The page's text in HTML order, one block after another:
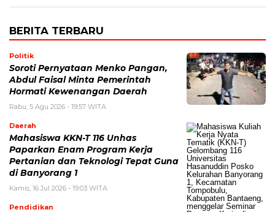
BERITA TERBARU
Politik
Soroti Pernyataan Menko Pangan,
Abdul Faisal Minta Pemerintah
Hormati Kewenangan Daerah
Rabu, 5 Agu 2026 - 19:57 WITA
Daerah
Mahasiswa KKN-T 116 Unhas
Paparkan Enam Program Kerja
Pertanian dan Teknologi Tepat Guna
di Banyorang 1
Kamis, 16 Jul 2026 - 19:03 WITA
Pendidikan